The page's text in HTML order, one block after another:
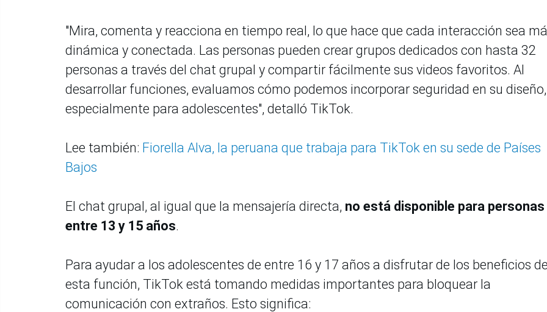
"Mira, comenta y reacciona en tiempo real, lo que hace que cada interacción sea
dinámica y conectada. Las personas pueden crear grupos dedicados con hasta 32
personas a través del chat grupal y compartir fácilmente sus videos favoritos. Al
desarrollar funciones, evaluamos cómo podemos incorporar seguridad en su diseño,
especialmente para adolescentes", detalló TikTok.
Lee también: Fiorella Alva, la peruana que trabaja para TikTok en su sede de Países
Bajos
El chat grupal, al igual que la mensajería directa, no está disponible para personas
entre 13 y 15 años.
Para ayudar a los adolescentes de entre 16 y 17 años a disfrutar de los beneficios de
esta función, TikTok está tomando medidas importantes para bloquear la
comunicación con extraños. Esto significa: